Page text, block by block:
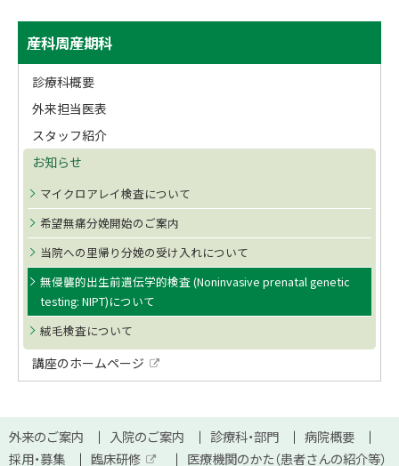
サ
イ
ド
メ
ニ
ュ
ー
産科周産期科
診療科概要
外来担当医表
スタッフ紹介
お知らせ
マイクロアレイ検査について
希望無痛分娩開始のご案内
当院への里帰り分娩の受け入れについて
無侵襲的出生前遺伝学的検査 (Noninvasive prenatal genetic
testing: NIPT)について
絨毛検査について
講座のホームページ
外
イ
ト
本
文サ
外来のご案内 入院のご案内 診療科・部門
病院概要
採用・募集
臨床研修 医療機関のかた（患者さんの紹介等）